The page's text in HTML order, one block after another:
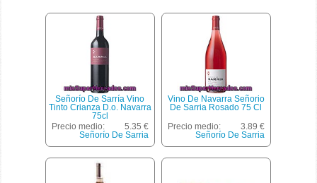
Señorío De Sarría Vino
Tinto Crianza D.o. Navarra
75cl
Precio medio:
5.35 €
Señorío De Sarria
Vino De Navarra Señorio
De Sarria Rosado 75 Cl
Precio medio:
3.89 €
Señorío De Sarria